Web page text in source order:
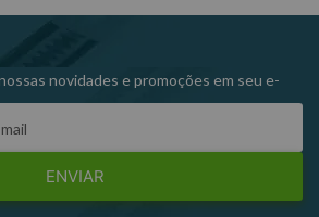
novidades e promoções em seu e-
ENVIAR